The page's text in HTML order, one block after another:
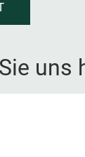
uns